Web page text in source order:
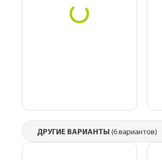
ДРУГИЕ ВАРИАНТЫ (6 вариантов)